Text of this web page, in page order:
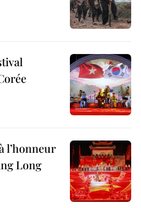
l’honneur
Long